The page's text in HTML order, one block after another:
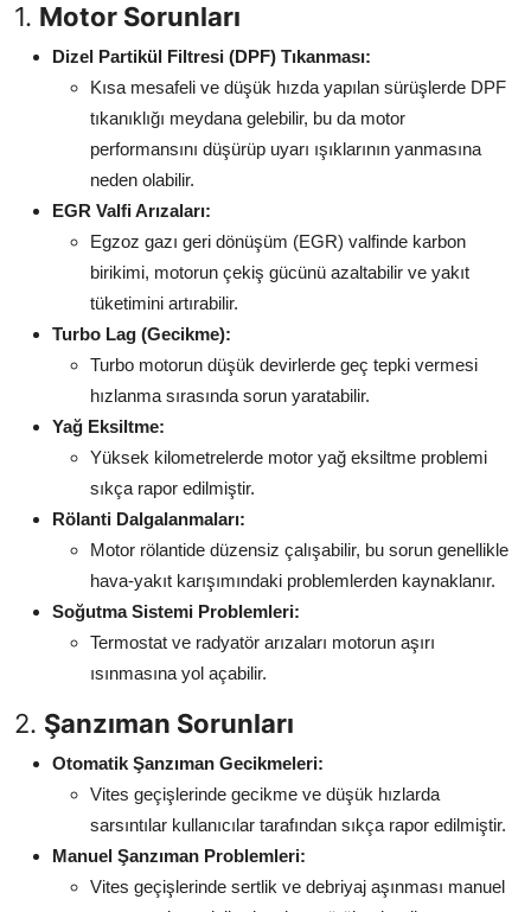
1. Motor Sorunları
Dizel Partikül Filtresi (DPF) Tıkanması:
Kısa mesafeli ve düşük hızda yapılan sürüşlerde DPF
tıkanıklığı meydana gelebilir, bu da motor
performansını düşürüp uyarı ışıklarının yanmasına
neden olabilir.
EGR Valfi Arızaları:
Egzoz gazı geri dönüşüm (EGR) valfinde karbon
birikimi, motorun çekiş gücünü azaltabilir ve yakıt
tüketimini artırabilir.
Turbo Lag (Gecikme):
Turbo motorun düşük devirlerde geç tepki vermesi
hızlanma sırasında sorun yaratabilir.
Yağ Eksiltme:
Yüksek kilometrelerde motor yağ eksiltme problemi
sıkça rapor edilmiştir.
Rölanti Dalgalanmaları:
Motor rölantide düzensiz çalışabilir, bu sorun genellikle
hava-yakıt karışımındaki problemlerden kaynaklanır.
Soğutma Sistemi Problemleri:
Termostat ve radyatör arızaları motorun aşırı
ısınmasına yol açabilir.
2. Şanzıman Sorunları
Otomatik Şanzıman Gecikmeleri:
Vites geçişlerinde gecikme ve düşük hızlarda
sarsıntılar kullanıcılar tarafından sıkça rapor edilmiştir.
Manuel Şanzıman Problemleri:
Vites geçişlerinde sertlik ve debriyaj aşınması manuel